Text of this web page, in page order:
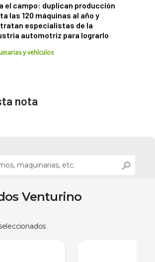
el campo: duplican producción
las 120 máquinas al año y
especialistas de la
automotriz para lograrlo
y vehículos
nota
Venturino